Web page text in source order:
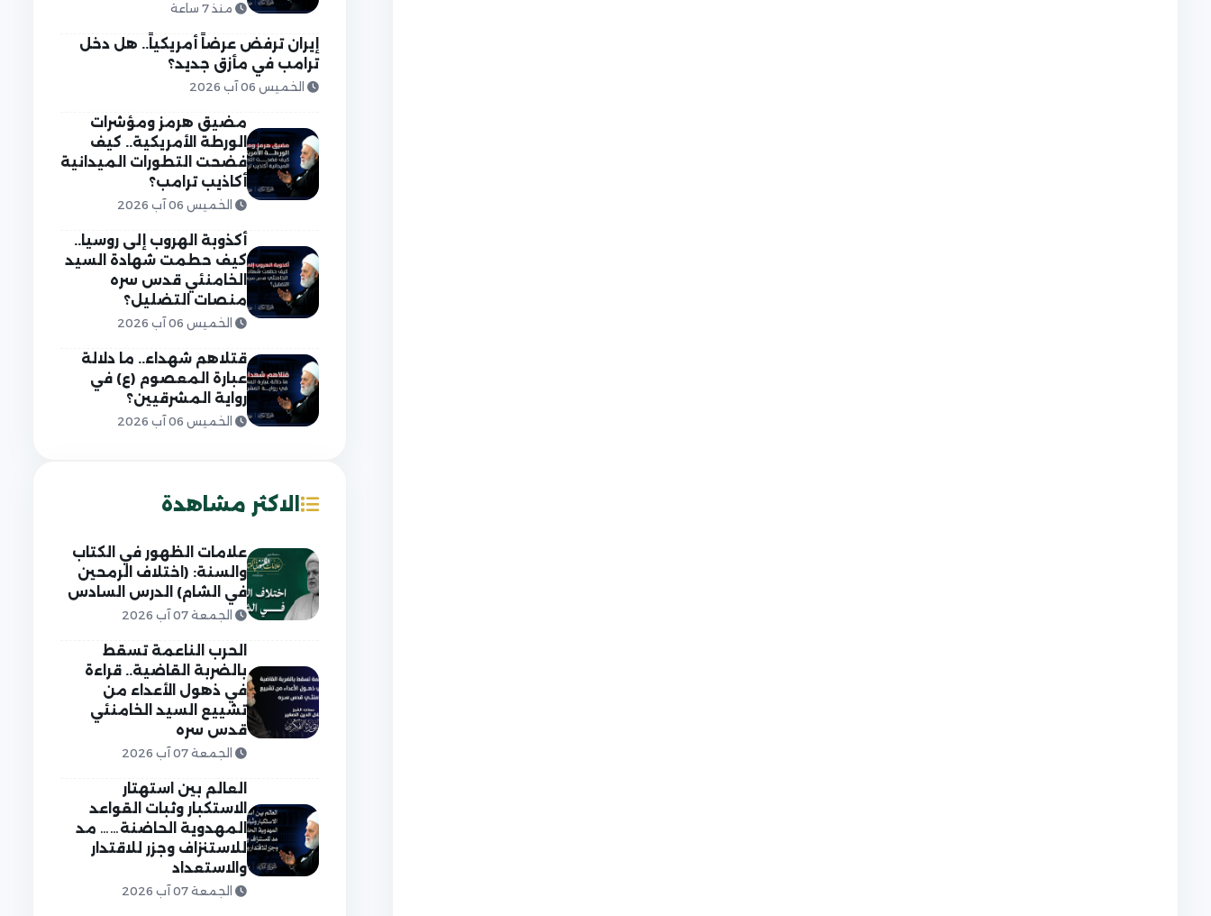
منذ 7 ساعة
إيران ترفض عرضاً أمريكياً.. هل دخل
ترامب في مأزق جديد؟
الخميس 06 آب 2026
مضيق هرمز ومؤشرات
الورطة الأمريكية.. كيف
فضحت التطورات الميدانية
أكاذيب ترامب؟
الخميس 06 آب 2026
أكذوبة الهروب إلى روسيا..
كيف حطمت شهادة السيد
الخامنئي قدس سره
منصات التضليل؟
الخميس 06 آب 2026
قتلاهم شهداء.. ما دلالة
عبارة المعصوم (ع) في
رواية المشرقيين؟
الخميس 06 آب 2026
الاكثر مشاهدة
علامات الظهور في الكتاب
والسنة: (اختلاف الرمحين
في الشام) الدرس السادس
الجمعة 07 آب 2026
الحرب الناعمة تسقط
بالضربة القاضية.. قراءة
في ذهول الأعداء من
تشييع السيد الخامنئي
قدس سره
الجمعة 07 آب 2026
العالم بين استهتار
الاستكبار وثبات القواعد
المهدوية الحاضنة…… مد
للاستنزاف وجزر للاقتدار
والاستعداد
الجمعة 07 آب 2026